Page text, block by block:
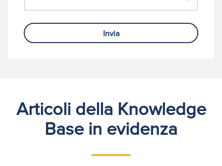
Invia
Articoli della Knowledge
Base in evidenza